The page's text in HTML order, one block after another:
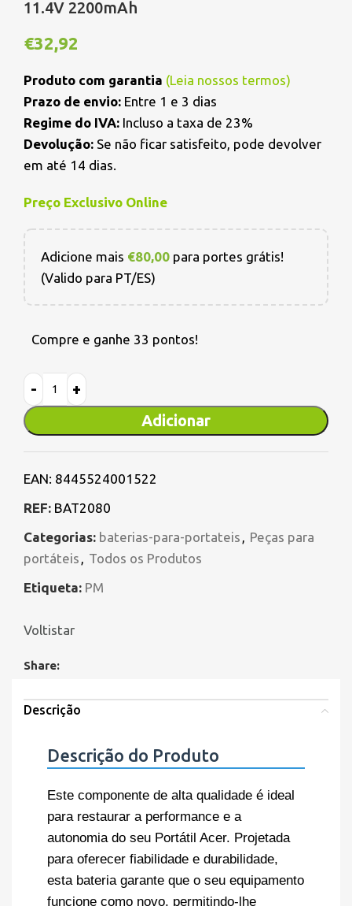
11.4V 2200mAh
€32,92
Produto com garantia (Leia nossos termos)
Prazo de envio: Entre 1 e 3 dias
Regime do IVA: Incluso a taxa de 23%
Devolução: Se não ficar satisfeito, pode devolver
em até 14 dias.
Preço Exclusivo Online
Adicione mais €80,00 para portes grátis!
(Valido para PT/ES)
Compre e ganhe 33 pontos!
Adicionar
EAN: 8445524001522
REF: BAT2080
Categorias: baterias-para-portateis , Peças para
portáteis , Todos os Produtos
Etiqueta: PM
Voltistar
Share:
Descrição
Descrição do Produto
Este componente de alta qualidade é ideal
para restaurar a performance e a
autonomia do seu Portátil Acer. Projetada
para oferecer fiabilidade e durabilidade,
esta bateria garante que o seu equipamento
funcione como novo, permitindo-lhe